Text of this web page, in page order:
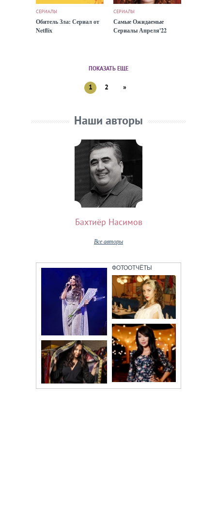
СЕРИАЛЫ
Обитель Зла: Сериал от
Netflix
СЕРИАЛЫ
Самые Ожидаемые
Сериалы Апреля'22
ПОКАЗАТЬ ЕЩЕ
1 2 »
Наши авторы
Бахтиёр Насимов
Все авторы
ФОТООТЧЁТЫ